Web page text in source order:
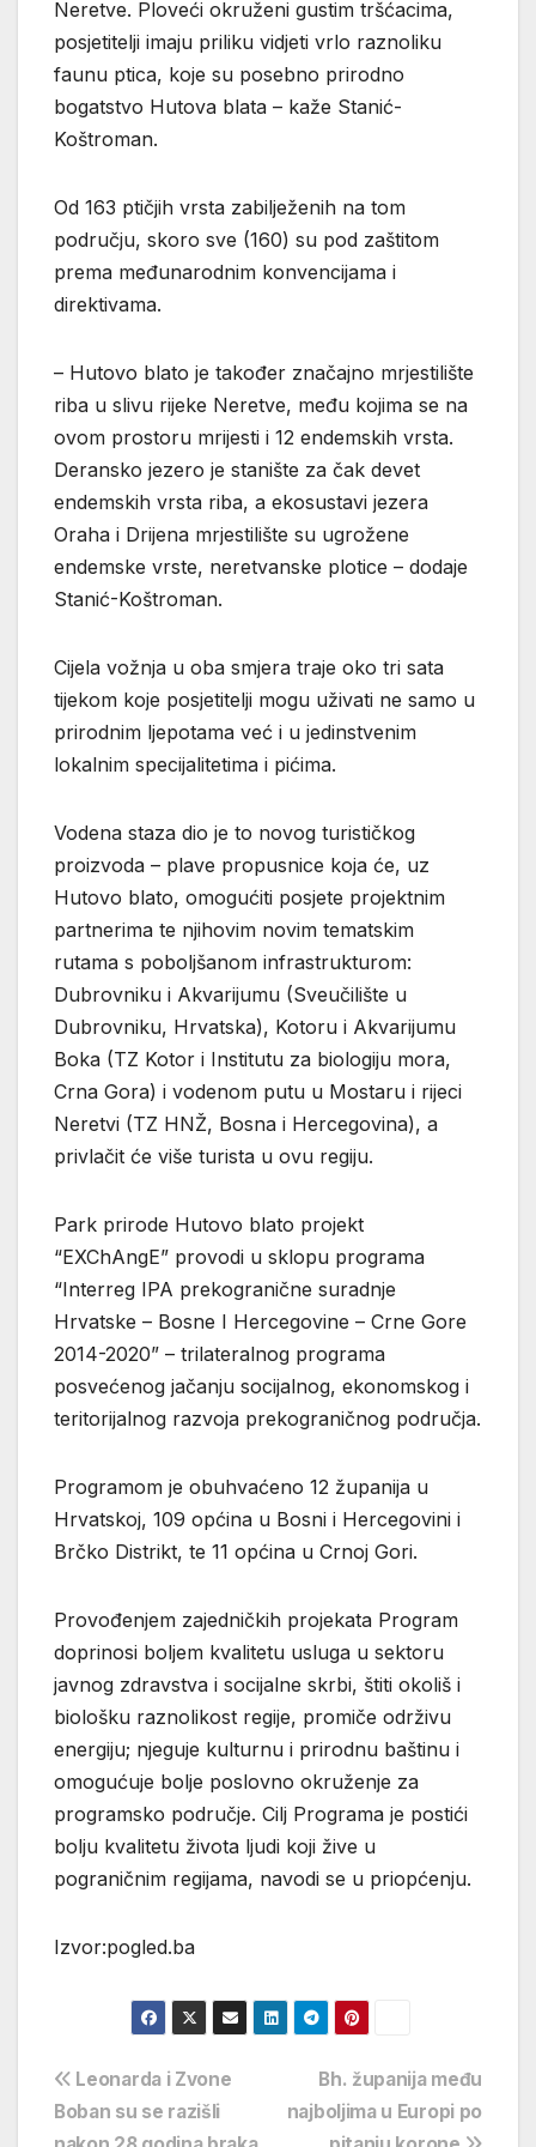
Neretve. Ploveći okruženi gustim tršćacima,
posjetitelji imaju priliku vidjeti vrlo raznoliku
faunu ptica, koje su posebno prirodno
bogatstvo Hutova blata – kaže Stanić-
Koštroman.
Od 163 ptičjih vrsta zabilježenih na tom
području, skoro sve (160) su pod zaštitom
prema međunarodnim konvencijama i
direktivama.
– Hutovo blato je također značajno mrjestilište
riba u slivu rijeke Neretve, među kojima se na
ovom prostoru mrijesti i 12 endemskih vrsta.
Deransko jezero je stanište za čak devet
endemskih vrsta riba, a ekosustavi jezera
Oraha i Drijena mrjestilište su ugrožene
endemske vrste, neretvanske plotice – dodaje
Stanić-Koštroman.
Cijela vožnja u oba smjera traje oko tri sata
tijekom koje posjetitelji mogu uživati ne samo u
prirodnim ljepotama već i u jedinstvenim
lokalnim specijalitetima i pićima.
Vodena staza dio je to novog turističkog
proizvoda – plave propusnice koja će, uz
Hutovo blato, omogućiti posjete projektnim
partnerima te njihovim novim tematskim
rutama s poboljšanom infrastrukturom:
Dubrovniku i Akvarijumu (Sveučilište u
Dubrovniku, Hrvatska), Kotoru i Akvarijumu
Boka (TZ Kotor i Institutu za biologiju mora,
Crna Gora) i vodenom putu u Mostaru i rijeci
Neretvi (TZ HNŽ, Bosna i Hercegovina), a
privlačit će više turista u ovu regiju.
Park prirode Hutovo blato projekt
“EXChAngE” provodi u sklopu programa
“Interreg IPA prekogranične suradnje
Hrvatske – Bosne I Hercegovine – Crne Gore
2014-2020” – trilateralnog programa
posvećenog jačanju socijalnog, ekonomskog i
teritorijalnog razvoja prekograničnog područja.
Programom je obuhvaćeno 12 županija u
Hrvatskoj, 109 općina u Bosni i Hercegovini i
Brčko Distrikt, te 11 općina u Crnoj Gori.
Provođenjem zajedničkih projekata Program
doprinosi boljem kvalitetu usluga u sektoru
javnog zdravstva i socijalne skrbi, štiti okoliš i
biološku raznolikost regije, promiče održivu
energiju; njeguje kulturnu i prirodnu baštinu i
omogućuje bolje poslovno okruženje za
programsko područje. Cilj Programa je postići
bolju kvalitetu života ljudi koji žive u
pograničnim regijama, navodi se u priopćenju.
Izvor:pogled.ba
Navigacija
objava
Bh. županija među
najboljima u Europi po
Leonarda i Zvone
Boban su se razišli